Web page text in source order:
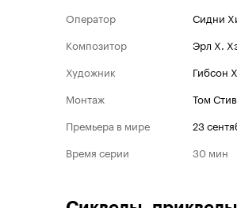
Оператор
Сидни
Композитор
Эрл Х.
Художник
Гибсон
Монтаж
Том
Премьера в мире
23
Время серии
30 мин